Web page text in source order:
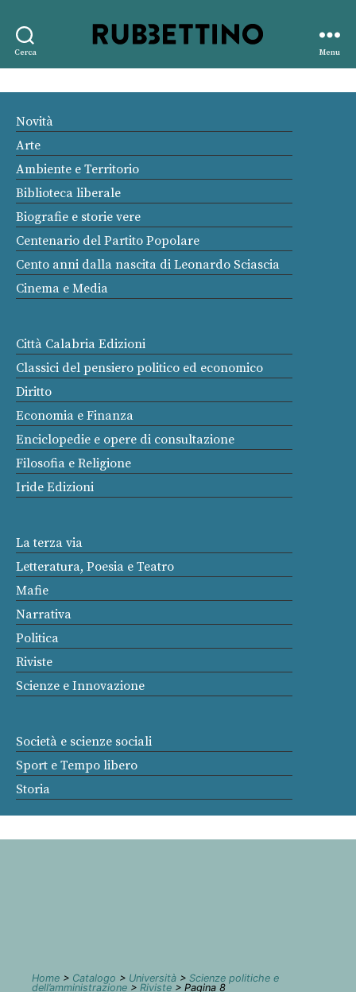
Cerca
editore
Menu
Novità
Arte
Ambiente e Territorio
Biblioteca liberale
Biografie e storie vere
Centenario del Partito Popolare
Cento anni dalla nascita di Leonardo Sciascia
Cinema e Media
Città Calabria Edizioni
Classici del pensiero politico ed economico
Diritto
Economia e Finanza
Enciclopedie e opere di consultazione
Filosofia e Religione
Iride Edizioni
La terza via
Letteratura, Poesia e Teatro
Mafie
Narrativa
Politica
Riviste
Scienze e Innovazione
Società e scienze sociali
Sport e Tempo libero
Storia
Home > Catalogo > Università > Scienze politiche e
dell’amministrazione > Riviste > Pagina 8